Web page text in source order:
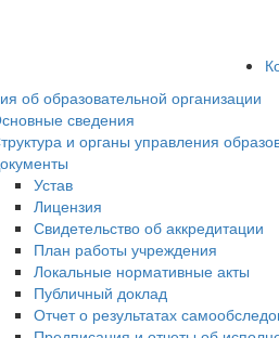
об образовательной организации
сведения
и органы управления
Устав
Лицензия
Свидетельство об аккредитации
План работы учреждения
Локальные нормативные акты
Публичный доклад
Отчет о результатах